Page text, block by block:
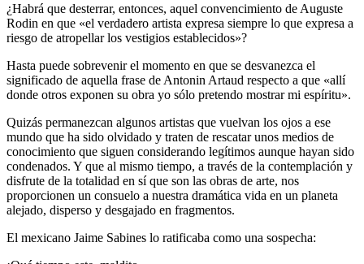
¿Habrá que desterrar, entonces, aquel convencimiento de Auguste
Rodin en que «el verdadero artista expresa siempre lo que expresa a
riesgo de atropellar los vestigios establecidos»?
Hasta puede sobrevenir el momento en que se desvanezca el
significado de aquella frase de Antonin Artaud respecto a que «allí
donde otros exponen su obra yo sólo pretendo mostrar mi espíritu».
Quizás permanezcan algunos artistas que vuelvan los ojos a ese
mundo que ha sido olvidado y traten de rescatar unos medios de
conocimiento que siguen considerando legítimos aunque hayan sido
condenados. Y que al mismo tiempo, a través de la contemplación y
disfrute de la totalidad en sí que son las obras de arte, nos
proporcionen un consuelo a nuestra dramática vida en un planeta
alejado, disperso y desgajado en fragmentos.
El mexicano Jaime Sabines lo ratificaba como una sospecha: